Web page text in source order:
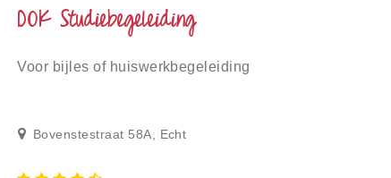
DOK Studiebegeleiding
Voor bijles of huiswerkbegeleiding
Bovenstestraat 58A, Echt